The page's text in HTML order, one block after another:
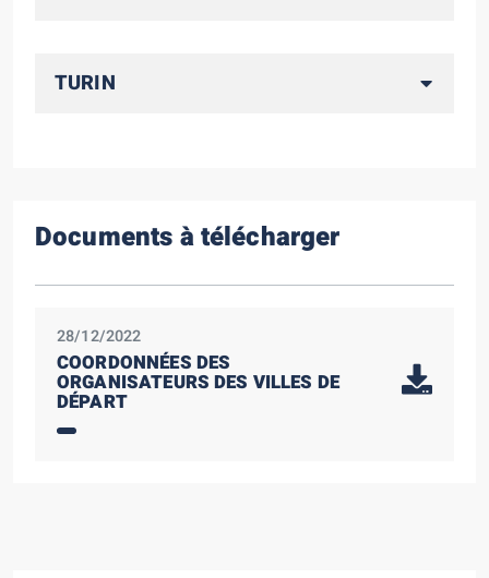
TURIN
Documents à télécharger
28/12/2022
COORDONNÉES DES
ORGANISATEURS DES VILLES DE
DÉPART